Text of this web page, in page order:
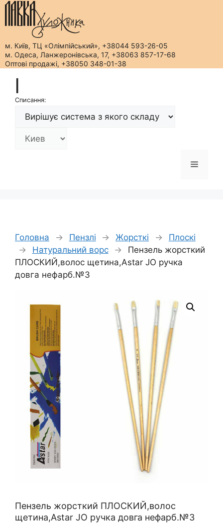
м. Київ, ТЦ «Олімпійський», +38044 593-26-05
м. Одеса, Ланжеронівська, 17, +38063 857-17-68
Оптові продажі, +38050 348-01-38
вмістуСписання:
Меню
Головна → Пензлі → Жорсткі →
Плоскі
→
Натуральний ворс →
Пензель жорсткий
ПЛОСКИЙ,волос щетина,Astar JO ручка
довга нефарб.№3
Пензель жорсткий ПЛОСКИЙ,волос
щетина,Astar JO ручка довга нефарб.№3